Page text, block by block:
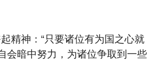
神：“只要诸位有为国之心就
会暗中努力，为诸位争取到一些